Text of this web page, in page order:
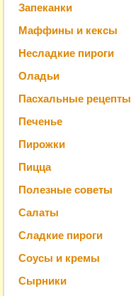
Запеканки
Маффины и кексы
Несладкие пироги
Оладьи
Пасхальные рецепты
Печенье
Пирожки
Пицца
Полезные советы
Салаты
Сладкие пироги
Соусы и кремы
Сырники